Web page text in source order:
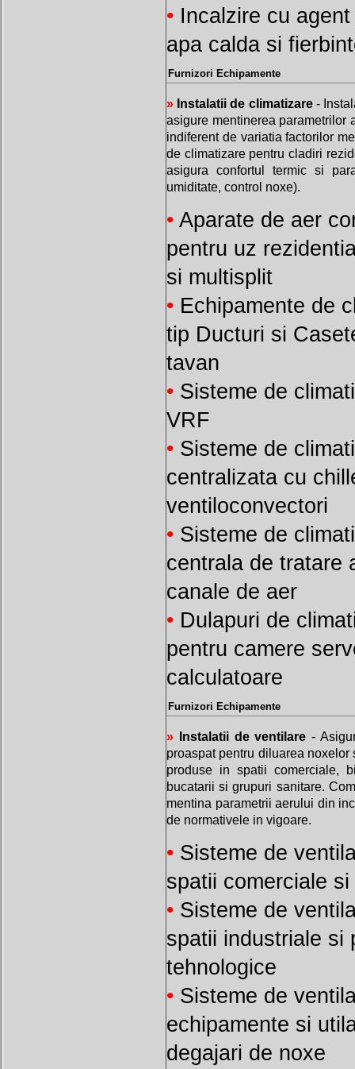
• Incalzire cu
apa calda si
Furnizori Echipamente
» Instalatii de climatizare-
asigure mentinerea parametrilor
indiferent de variatia factorilor
de climatizare pentru cladiri
asigura confortul termic si
umiditate, control noxe).
• Aparate de aer
pentru uz
si multisplit
• Echipamente de
tip Ducturi si
tavan
• Sisteme de
VRF
• Sisteme de
centralizata cu
ventiloconvectori
• Sisteme de
centrala de tratare
canale de aer
• Dulapuri de
pentru camere
calculatoare
Furnizori Echipamente
» Instalatii de ventilare -
proaspat pentru diluarea
produse in spatii comerciale,
bucatarii si grupuri sanitare.
mentina parametrii aerului din
de normativele in vigoare.
• Sisteme de
spatii comerciale si
• Sisteme de
spatii industriale si
tehnologice
• Sisteme de
echipamente si
degajari de noxe